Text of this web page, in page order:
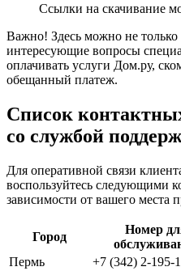
Ссылки на скачивание
Важно! Здесь можно не только
интересующие вопросы
оплачивать услуги Дом.ру,
обещанный платеж.
Список
со службой
Для оперативной связи
воспользуйтесь следующими
зависимости от вашего места
Город
Номер
Пермь
+7 (342) 2-195-